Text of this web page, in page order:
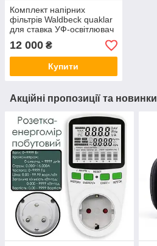
Комплект напірних
фільтрів Waldbeck quaklar
для ставка УФ-освітлювач
11 Вт Помпа 35 Вт Шланг
5 м
12 000 ₴
Купити
Акційні пропозиції та новинки